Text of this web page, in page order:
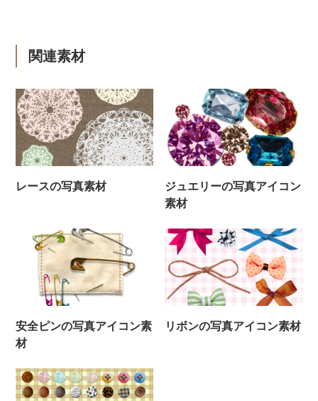
関連素材
レースの写真素材
ジュエリーの写真アイコン
素材
安全ピンの写真アイコン素
材
リボンの写真アイコン素材